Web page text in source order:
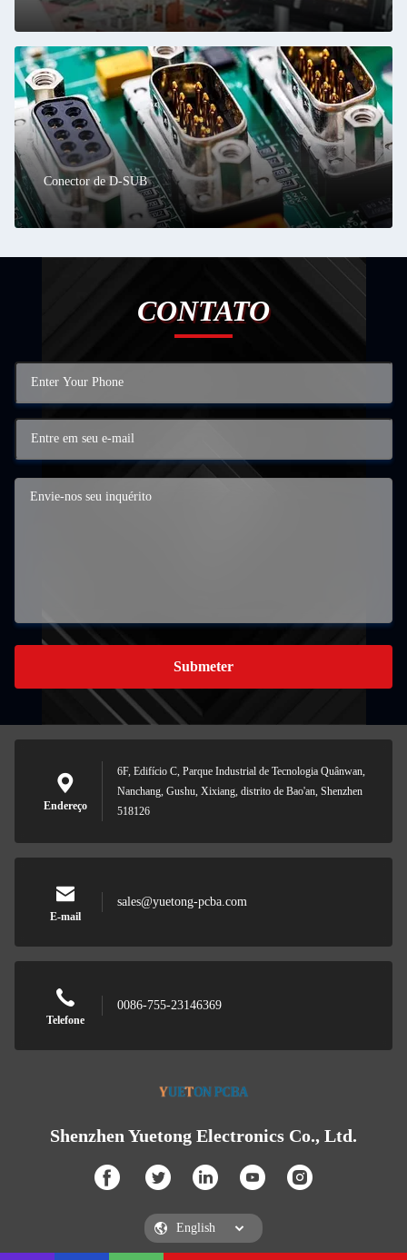
Conector de D-SUB
CONTATO
Submeter
Endereço
6F, Edifício C, Parque Industrial de Tecnologia Quânwan,
Nanchang, Gushu, Xixiang, distrito de Bao'an, Shenzhen
518126
E-mail
sales@yuetong-pcba.com
Telefone
0086-755-23146369
Shenzhen Yuetong Electronics Co., Ltd.